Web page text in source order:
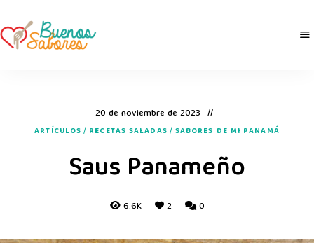
20 de noviembre de 2023
ARTÍCULOS / RECETAS SALADAS / SABORES DE MI PANAMÁ
Saus Panameño
6.6K 2 0